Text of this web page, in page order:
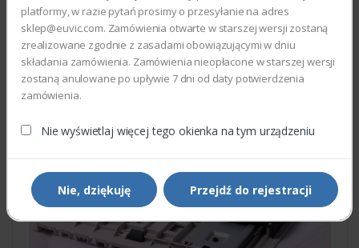
platformy, w razie pytań prosimy o przesyłanie na adres
sklep@euvic.com. Zamówienia otwarte w starszej wersji zostaną
zrealizowane zgodnie z zasadami obowiązującymi w dniu
składania zamówienia. Zamówienia nieopłacone w starszej wersji
zostaną anulowane po upływie 7 dni od daty potwierdzenia
zamówienia.
Nie wyświetlaj więcej tego okienka na tym urządzeniu
Nie, dziękuję Przejdź do rejestracji